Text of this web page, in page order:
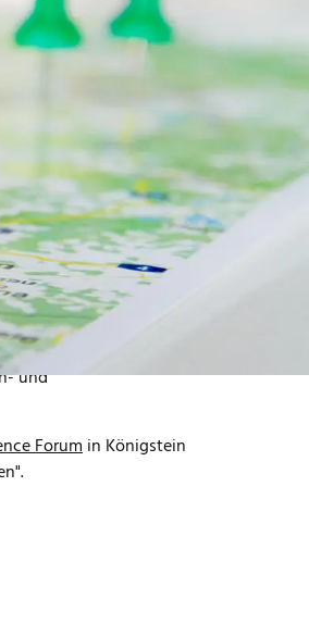
Highlight des
die sich für das
dabei. Ralf
–
Sustainable
als
Titel "Weiterbauen
und
Forumin Königstein